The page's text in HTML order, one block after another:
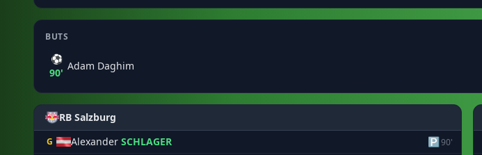
BUTS
⚽
90'
Adam Daghim
RB Salzburg
G Alexander SCHLAGER 🅿90'